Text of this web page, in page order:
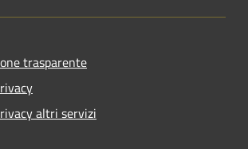
trasparente
altri servizi